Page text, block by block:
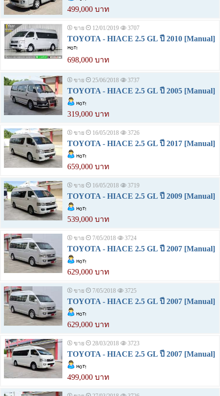
499,000 บาท
ขาย 12/01/2019 3707
TOYOTA - HIACE 2.5 GL ปี 2010 [Manual]
698,000 บาท
ขาย 25/06/2018 3737
TOYOTA - HIACE 2.5 GL ปี 2005 [Manual]
319,000 บาท
ขาย 16/05/2018 3726
TOYOTA - HIACE 2.5 GL ปี 2017 [Manual]
659,000 บาท
ขาย 16/05/2018 3719
TOYOTA - HIACE 2.5 GL ปี 2009 [Manual]
539,000 บาท
ขาย 7/05/2018 3724
TOYOTA - HIACE 2.5 GL ปี 2007 [Manual]
629,000 บาท
ขาย 7/05/2018 3725
TOYOTA - HIACE 2.5 GL ปี 2007 [Manual]
629,000 บาท
ขาย 28/03/2018 3723
TOYOTA - HIACE 2.5 GL ปี 2007 [Manual]
499,000 บาท